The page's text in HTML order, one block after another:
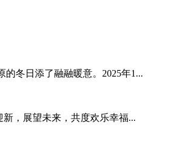
冬日添了融融暖意。2025年1...
，展望未来，共度欢乐幸福...